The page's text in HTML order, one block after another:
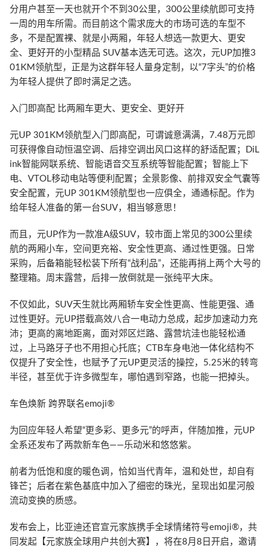
分用户甚至一天也就开个不到30公里，300公里续航即可支持
一周的用车所需。而目前这个需求庞大的市场可选的车型不
多，不是配置裸、就是小两厢，年轻人想选一款更大、更安
全、更好开的小型精品 SUV基本选无可选。这次，元UP加推3
01KM领航型，正是为这群年轻人量身定制，以“7字头”的价格
为年轻人提供了即时满足之选。
入门即高配 比两厢车更大、更安全、更好开
元UP 301KM领航型入门即高配，可谓诚意满满，7.48万元即
可获得像自动恒温空调、后排空调出风口这样的舒适配置；DiL
ink智能网联系统、智能语音交互系统等智能配置；智能上下
电、VTOL移动电站等便利配置；全景影像、前排双安全气囊等
安全配置，元UP 301KM领航型也一应俱全，通通标配。作为
给年轻人准备的第一台SUV，相当够意思！
而且，元UP作为一款准A级SUV，较市面上常见的300公里续
航的两厢小车，空间更充裕、安全性更高、通过性更强。日常
采购，后备箱能轻松装下所有“战利品”，还能再捎上两个大号的
整理箱。周末露营，后排一放倒就是一张纯平大床。
不仅如此，SUV天生就比两厢轿车安全性更高、性能更强、通
过性更好。元UP搭载高效八合一电动力总成，起步加速动力充
沛；更高的离地距离，面对郊区烂路、露营坑洼也能轻松通
过，上马路牙子也不用担心托底；CTB车身电池一体化结构不
仅提升了安全性，也赋予了元UP更灵活的操控，5.25米的转弯
半径，甚至优于许多微型车，哪怕遇到窄路，也能一把掉头。
车色焕新 跨界联名emoji®
为回应年轻人希望“更多彩、更多元”的呼声，伴随加推，元UP
全系还发布了两款新车色——乐动米和悠悠紫。
前者为低饱和度的暖色调，恰如当代青年，温和处世，却自有
锋芒；后者在紫色基底中加入了细密的珠光，呈现出如星河般
流动变换的质感。
发布会上，比亚迪还官宣元家族携手全球情绪符号emoji®，共
同发起【元家族全球用户共创大赛】，将在8月8日开启，邀请